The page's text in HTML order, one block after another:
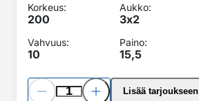
Korkeus:
200
Aukko:
3x2
Vahvuus:
10
Paino:
15,5
Pienennä
määrää
Lisää
määrääLisää tarjoukseen